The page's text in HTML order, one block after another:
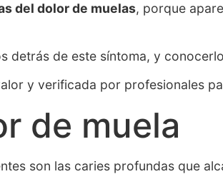
del dolor de muelas, porque
detrás de este síntoma, y
y verificada por profesionales
de muela
son las caries profundas que